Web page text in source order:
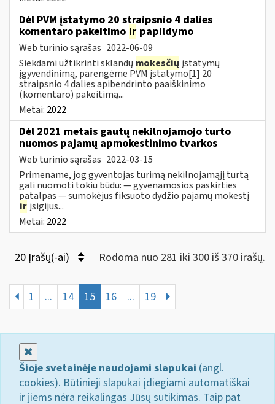
Dėl PVM įstatymo 20 straipsnio 4 dalies
komentaro pakeitimo ir papildymo
Web turinio sąrašas 2022-06-09
Siekdami užtikrinti sklandų mokesčių įstatymų
įgyvendinimą, parengėme PVM įstatymo[1] 20
straipsnio 4 dalies apibendrinto paaiškinimo
(komentaro) pakeitimą...
Metai: 2022
Dėl 2021 metais gautų nekilnojamojo turto
nuomos pajamų apmokestinimo tvarkos
Web turinio sąrašas 2022-03-15
Primename, jog gyventojas turimą nekilnojamąjį turtą
gali nuomoti tokiu būdu: — gyvenamosios paskirties
patalpas — sumokėjus fiksuoto dydžio pajamų mokestį
ir įsigijus...
Metai: 2022
20 Įrašų(-ai) Rodoma nuo 281 iki 300 iš 370 irašų.
1 ... 14 15 16 ... 19
Šioje svetainėje naudojami slapukai (angl.
cookies). Būtinieji slapukai įdiegiami automatiškai
ir jiems nėra reikalingas Jūsų sutikimas. Taip pat